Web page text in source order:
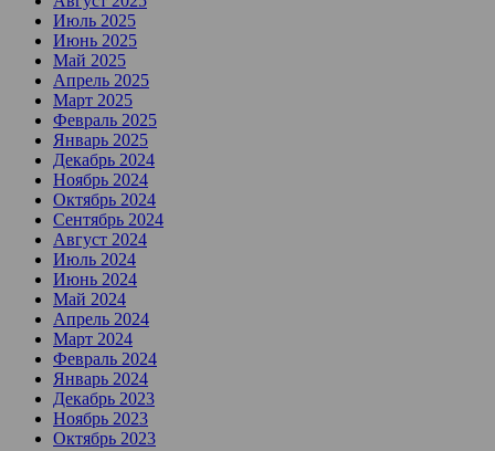
Июль 2025
Июнь 2025
Май 2025
Апрель 2025
Март 2025
Февраль 2025
Январь 2025
Декабрь 2024
Ноябрь 2024
Октябрь 2024
Сентябрь 2024
Август 2024
Июль 2024
Июнь 2024
Май 2024
Апрель 2024
Март 2024
Февраль 2024
Январь 2024
Декабрь 2023
Ноябрь 2023
Октябрь 2023